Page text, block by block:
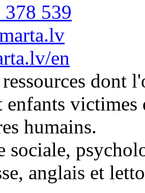
539
en
dont
enfants
humains.
sociale,
anglais et